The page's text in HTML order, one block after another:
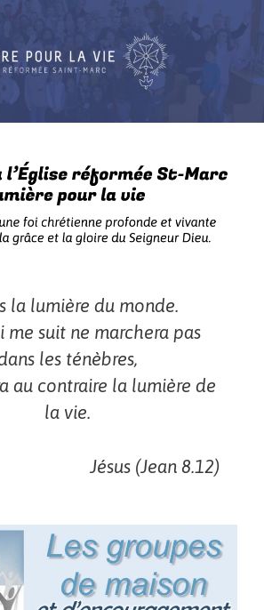
la lumière du monde.
me suit ne marchera pas
les ténèbres,
au contraire la lumière de
la vie.
Jésus (Jean 8.12)